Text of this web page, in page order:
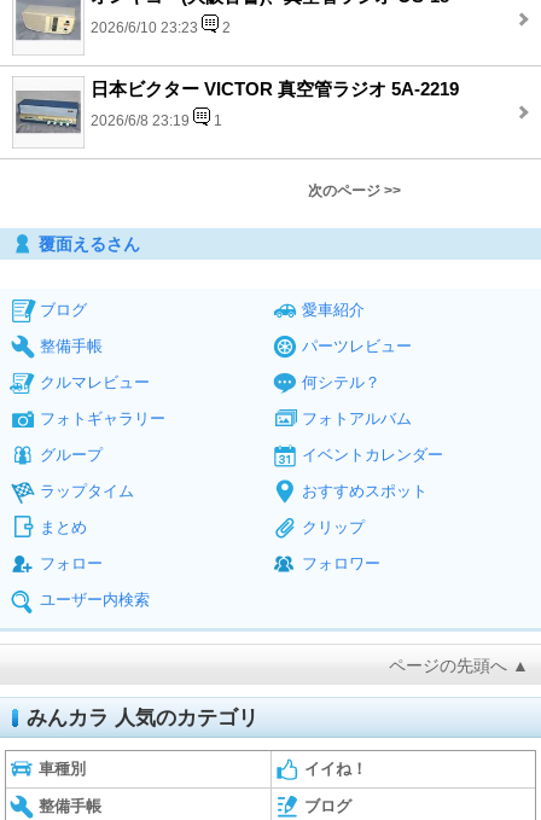
2026/6/10 23:23 2
日本ビクター VICTOR 真空管ラジオ 5A-2219
2026/6/8 23:19 1
次のページ >>
覆面えるさん
ブログ
愛車紹介
整備手帳
パーツレビュー
クルマレビュー
何シテル？
フォトギャラリー
フォトアルバム
グループ
イベントカレンダー
ラップタイム
おすすめスポット
まとめ
クリップ
フォロー
フォロワー
ユーザー内検索
ページの先頭へ ▲
みんカラ 人気のカテゴリ
車種別 イイね！
整備手帳 ブログ